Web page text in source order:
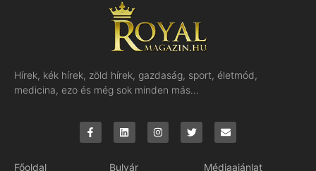
Hírek, kék hírek, zöld hírek, gazdaság, sport, életmód,
medicina, ezo és még sok minden más…
Főoldal Bulvár Médiaajánlat